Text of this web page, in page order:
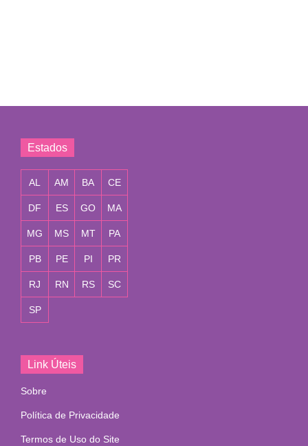
Estados
AL AM BA CE
DF ES GO MA
MG MS MT PA
PB PE PI PR
RJ RN RS SC
SP
Link Úteis
Sobre
Política de Privacidade
Termos de Uso do Site